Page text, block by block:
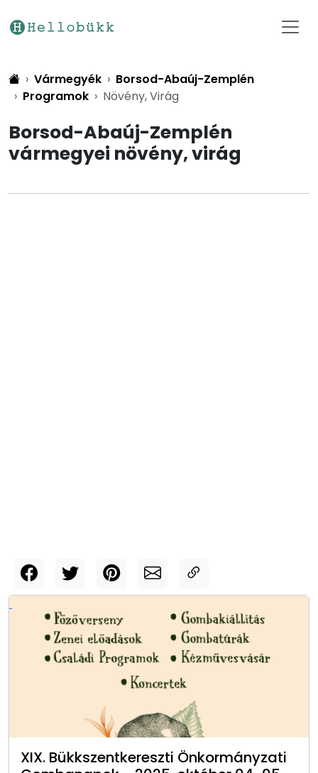
Vármegyék
Borsod-Abaúj-Zemplén
Programok
Növény, Virág
Borsod-Abaúj-Zemplén
vármegyei növény, virág
XIX. Bükkszentkereszti Önkormányzati